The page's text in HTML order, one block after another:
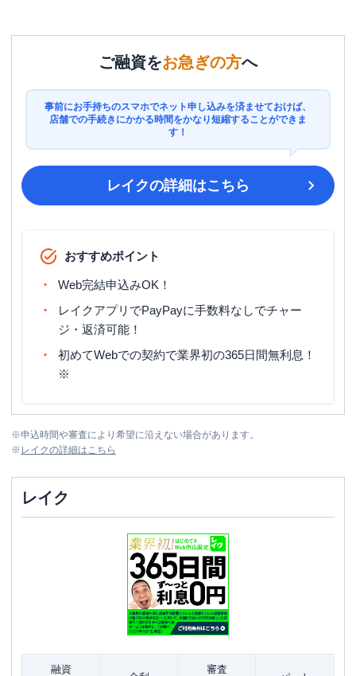
ご融資をお急ぎの方へ
事前にお手持ちのスマホでネット申し込みを済ませておけば、
店舗での手続きにかかる時間をかなり短縮することができま
す！
レイクの詳細はこちら
おすすめポイント
Web完結申込みOK！
レイクアプリでPayPayに手数料なしでチャー
ジ・返済可能！
初めてWebでの契約で業界初の365日間無利息！
※
※申込時間や審査により希望に沿えない場合があります。
※ レイクの詳細はこちら
レイク
融資 審査